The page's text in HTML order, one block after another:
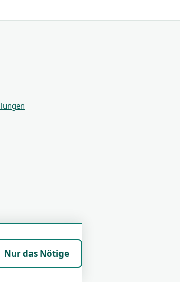
Nur das Nötige